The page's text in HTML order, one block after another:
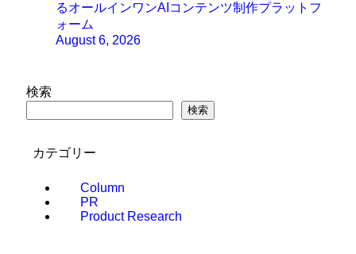
るオールインワンAIコンテンツ制作プラットフ
ォーム
August 6, 2026
検索
検索
カテゴリー
Column
PR
Product Research